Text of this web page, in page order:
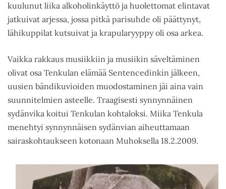
kuulunut liika alkoholinkäyttö ja huolettomat elintavat
jatkuivat arjessa, jossa pitkä parisuhde oli päättynyt,
lähikuppilat kutsuivat ja krapularyyppy oli osa arkea.
Vaikka rakkaus musiikkiin ja musiikin säveltäminen
olivat osa Tenkulan elämää Sentencedinkin jälkeen,
uusien bändikuvioiden muodostaminen jäi aina vain
suunnitelmien asteelle. Traagisesti synnynnäinen
sydänvika koitui Tenkulan kohtaloksi. Miika Tenkula
menehtyi synnynnäisen sydänvian aiheuttamaan
sairaskohtaukseen kotonaan Muhoksella 18.2.2009.